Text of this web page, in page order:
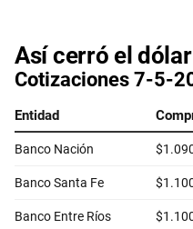
Así cerró el dólar